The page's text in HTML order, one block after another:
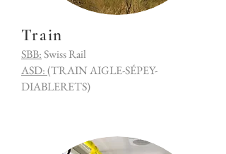
Train
SBB:Swiss Rail
ASD:(TRAIN AIGLE-SÉPEY-
DIABLERETS)